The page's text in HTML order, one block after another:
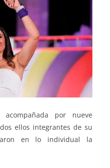
por nueve
ellos integrantes de su
en lo individual la